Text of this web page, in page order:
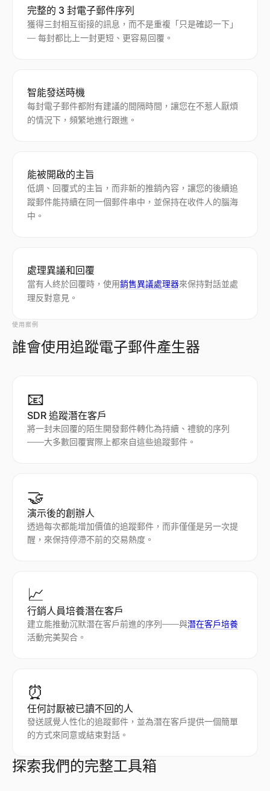
完整的 3 封電子郵件序列
獲得三封相互銜接的訊息，而不是重複「只是確認一下」
— 每封都比上一封更短、更容易回覆。
智能發送時機
每封電子郵件都附有建議的間隔時間，讓您在不惹人厭煩
的情況下，頻繁地進行跟進。
能被開啟的主旨
低調、回覆式的主旨，而非新的推銷內容，讓您的後續追
蹤郵件能持續在同一個郵件串中，並保持在收件人的腦海
中。
處理異議和回覆
當有人終於回覆時，使用銷售異議處理器來保持對話並處
理反對意見。
使用案例
誰會使用追蹤電子郵件產生器
📧
SDR 追蹤潛在客戶
將一封未回覆的陌生開發郵件轉化為持續、禮貌的序列
——大多數回覆實際上都來自這些追蹤郵件。
🤝
演示後的創辦人
透過每次都能增加價值的追蹤郵件，而非僅僅是另一次提
醒，來保持停滯不前的交易熱度。
📈
行銷人員培養潛在客戶
建立能推動沉默潛在客戶前進的序列——與潛在客戶培養
活動完美契合。
⏰
任何討厭被已讀不回的人
發送感覺人性化的追蹤郵件，並為潛在客戶提供一個簡單
的方式來同意或結束對話。
探索我們的完整工具箱